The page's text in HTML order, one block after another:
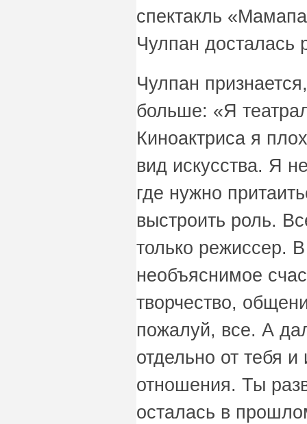
спектакль
Чулпан досталась
Чулпан
больше: «Я
Киноактриса я
вид искусства. Я
где нужно
выстроить роль.
только режиссер.
необъяснимое
творчество,
пожалуй, все. А
отдельно от тебя
отношения. Ты
осталась в